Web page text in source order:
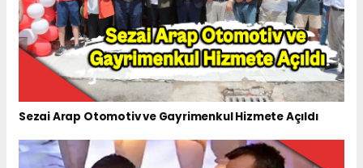
Sezai Arap Otomotiv ve Gayrimenkul Hizmete Açıldı